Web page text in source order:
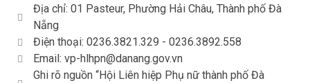
Địa chỉ: 01 Pasteur, Phường Hải Châu, Thành phố Đà
Nẵng
Điện thoại: 0236.3821.329 - 0236.3892.558
Email: vp-hlhpn@danang.gov.vn
Ghi rõ nguồn “Hội Liên hiệp Phụ nữ thành phố Đà